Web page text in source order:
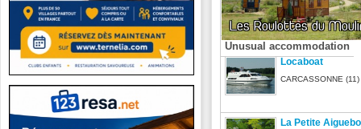
Les Roulottes du
Unusual accommodation
Locaboat
CARCASSONNE (11)
La Petite